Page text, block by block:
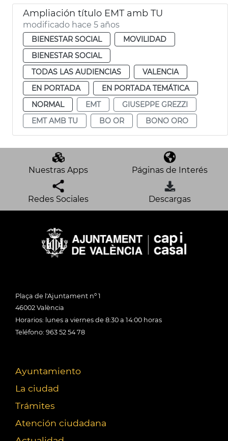
Ampliación título EMT amb TU
modificado hace 5 años
BIENESTAR SOCIAL
MOVILIDAD
BIENESTAR SOCIAL
TODAS LAS AUDIENCIAS
VALENCIA
EN PORTADA
EN PORTADA TEMÁTICA
NORMAL
EMT
GIUSEPPE GREZZI
EMT AMB TU
BO OR BONO ORO
Nuestras Apps Páginas de Interés
Redes Sociales Descargas
Plaça de l'Ajuntament nº 1
46002 València
Horarios: lunes a viernes de 8:30 a 14:00 horas
Teléfono: 963 52 54 78
Ayuntamiento
La ciudad
Trámites
Atención ciudadana